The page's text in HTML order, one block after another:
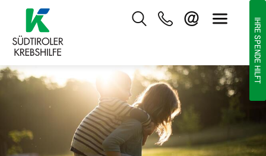
IHRE SPENDE HILFT